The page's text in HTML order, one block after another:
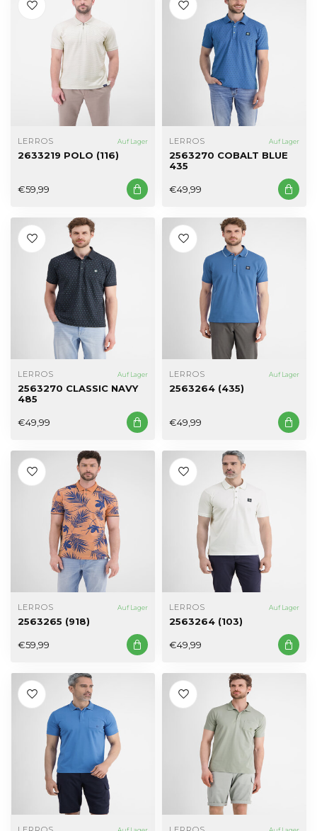
LERROS Auf Lager
2633219 POLO (116)
€59,99
LERROS Auf Lager
2563270 COBALT BLUE
435
€49,99
LERROS Auf Lager
2563270 CLASSIC NAVY
485
€49,99
LERROS Auf Lager
2563264 (435)
€49,99
LERROS Auf Lager
2563265 (918)
€59,99
LERROS Auf Lager
2563264 (103)
€49,99